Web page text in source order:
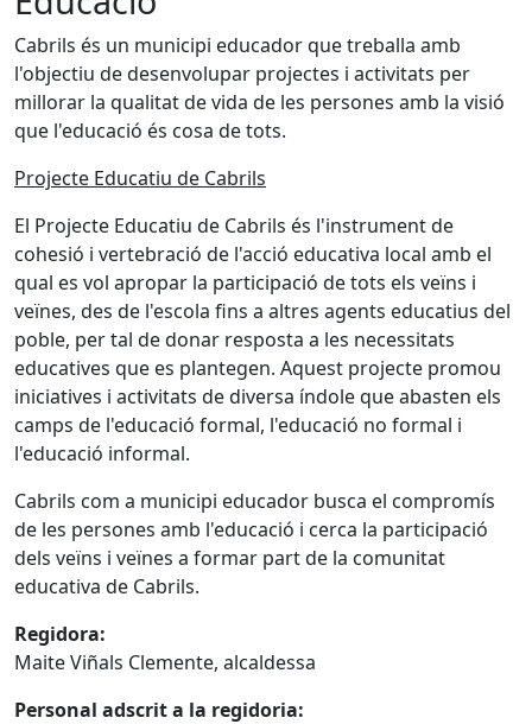
Cabrils és un municipi educador que treballa amb
l'objectiu de desenvolupar projectes i activitats per
millorar la qualitat de vida de les persones amb la visió
que l'educació és cosa de tots.
Projecte Educatiu de Cabrils
El Projecte Educatiu de Cabrils és l'instrument de
cohesió i vertebració de l'acció educativa local amb el
qual es vol apropar la participació de tots els veïns i
veïnes, des de l'escola fins a altres agents educatius del
poble, per tal de donar resposta a les necessitats
educatives que es plantegen. Aquest projecte promou
iniciatives i activitats de diversa índole que abasten els
camps de l'educació formal, l'educació no formal i
l'educació informal.
Cabrils com a municipi educador busca el compromís
de les persones amb l'educació i cerca la participació
dels veïns i veïnes a formar part de la comunitat
educativa de Cabrils.
Regidora:
Maite Viñals Clemente, alcaldessa
Personal adscrit a la regidoria: